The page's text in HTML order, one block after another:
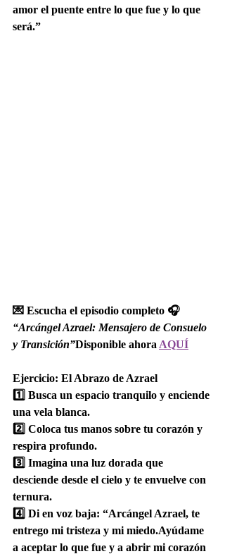
amor el puente entre lo que fue y lo que
será.”
💌 Escucha el episodio completo 🎧
“Arcángel Azrael: Mensajero de Consuelo
y Transición”Disponible ahora AQUÍ
Ejercicio: El Abrazo de Azrael
1️⃣ Busca un espacio tranquilo y enciende
una vela blanca.
2️⃣ Coloca tus manos sobre tu corazón y
respira profundo.
3️⃣ Imagina una luz dorada que
desciende desde el cielo y te envuelve con
ternura.
4️⃣ Di en voz baja: “Arcángel Azrael, te
entrego mi tristeza y mi miedo.Ayúdame
a aceptar lo que fue y a abrir mi corazón